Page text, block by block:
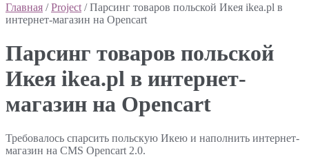
Главная /Project / Парсинг товаров польской Икея ikea.pl в
интернет-магазин на Openсart
Парсинг товаров польской
Икея ikea.pl в интернет-
магазин на Openсart
Требовалось спарсить польскую Икею и наполнить интернет-
магазин на CMS Opencart 2.0.